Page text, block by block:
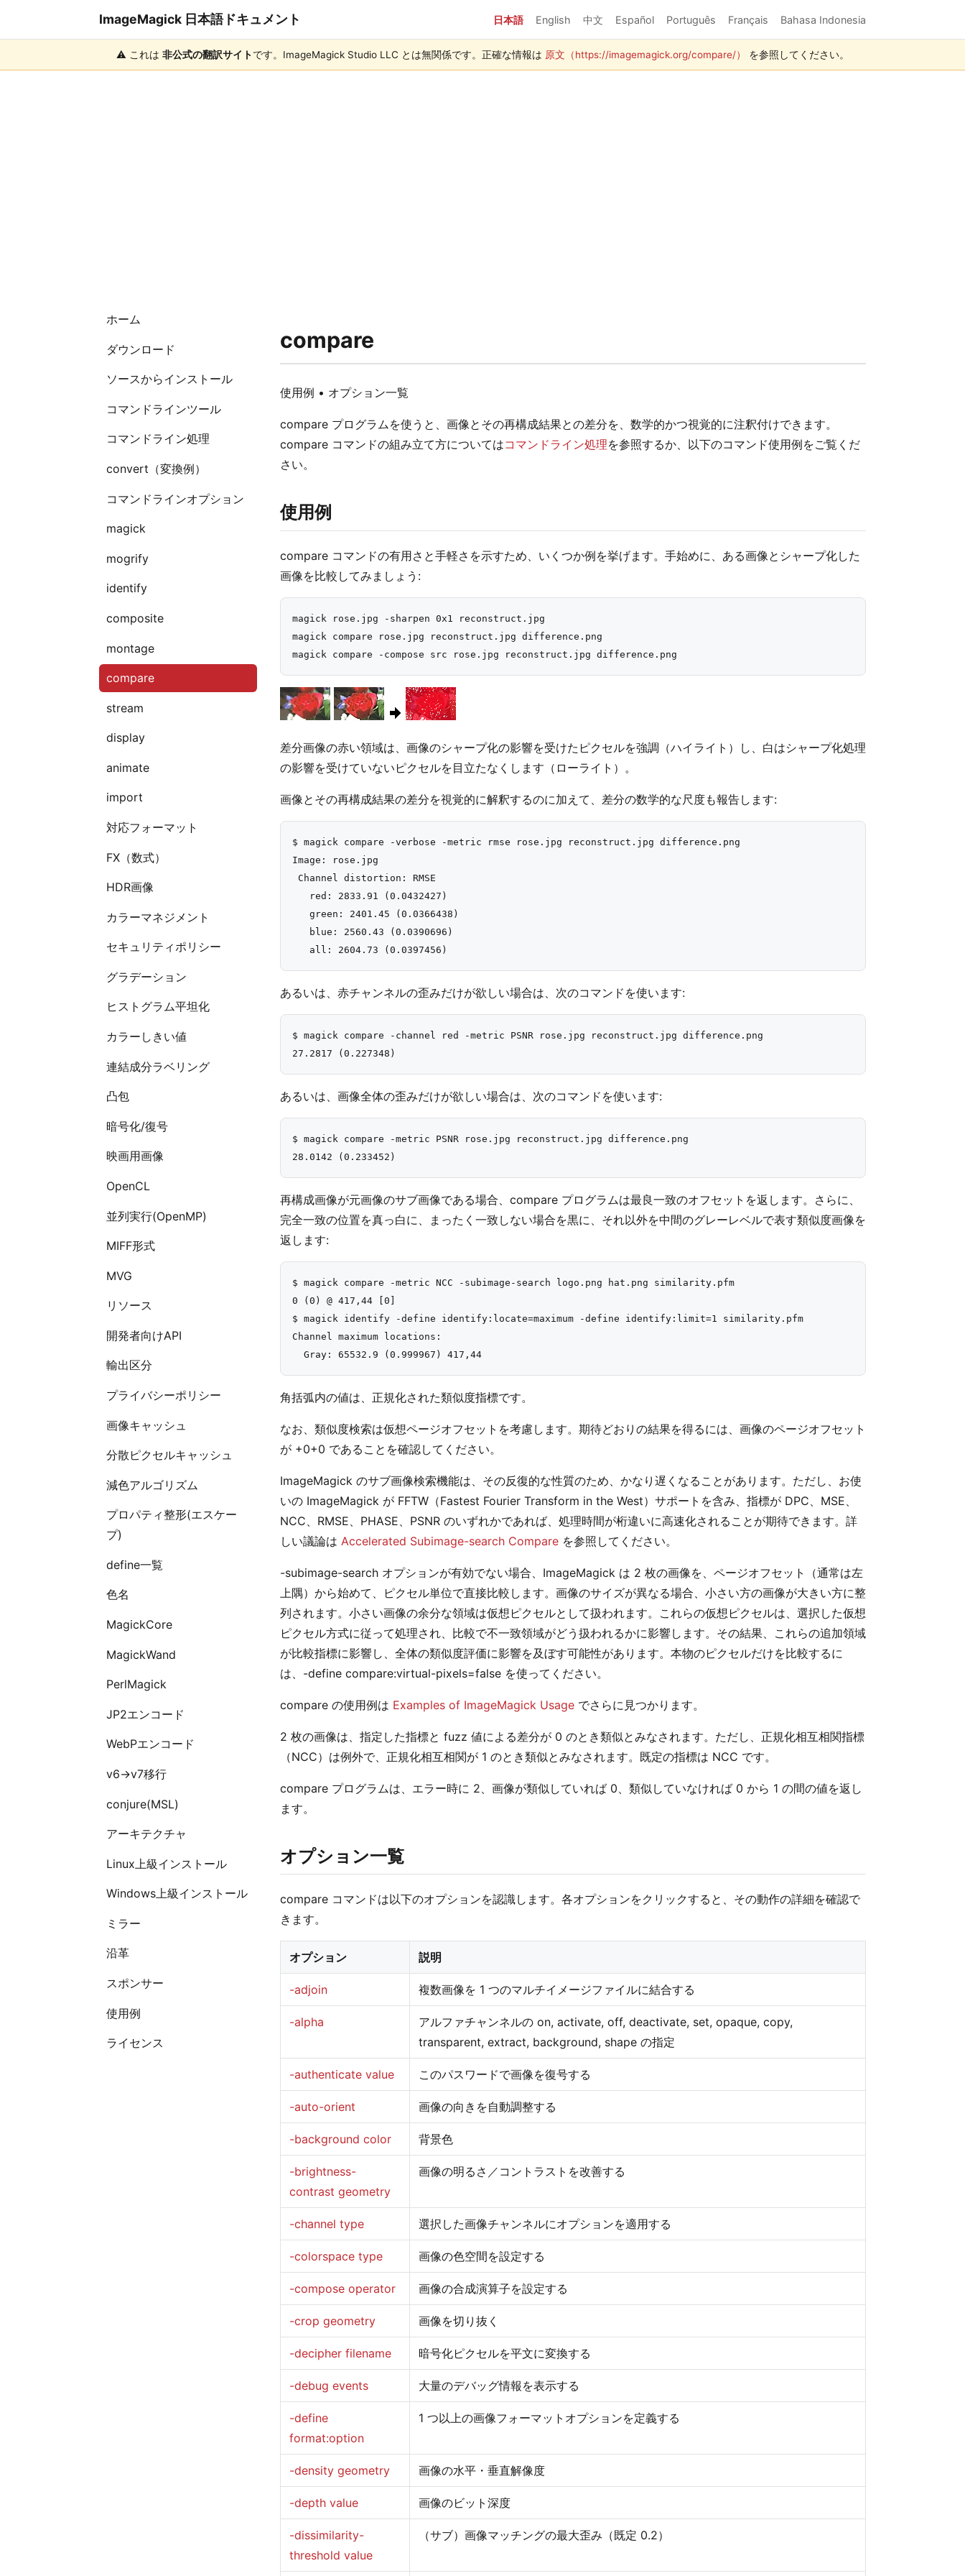
ImageMagick 日本語ドキュメント 日本語 English 中文 Español Português Français Bahasa Indonesia
⚠️ これは 非公式の翻訳サイトです。ImageMagick Studio LLC とは無関係です。正確な情報は 原文（https://imagemagick.org/compare/） を参照してください。
ホーム
ダウンロード
ソースからインストール
コマンドラインツール
コマンドライン処理
convert（変換例）
コマンドラインオプション
magick
mogrify
identify
composite
montage
compare
stream
display
animate
import
対応フォーマット
FX（数式）
HDR画像
カラーマネジメント
セキュリティポリシー
グラデーション
ヒストグラム平坦化
カラーしきい値
連結成分ラベリング
凸包
暗号化/復号
映画用画像
OpenCL
並列実行(OpenMP)
MIFF形式
MVG
リソース
開発者向けAPI
輸出区分
プライバシーポリシー
画像キャッシュ
分散ピクセルキャッシュ
減色アルゴリズム
プロパティ整形(エスケー
プ)
define一覧
色名
MagickCore
MagickWand
PerlMagick
JP2エンコード
WebPエンコード
v6→v7移行
conjure(MSL)
アーキテクチャ
Linux上級インストール
Windows上級インストール
ミラー
沿革
スポンサー
使用例
ライセンス
compare
使用例 • オプション一覧
compare プログラムを使うと、画像とその再構成結果との差分を、数学的かつ視覚的に注釈付けできます。
compare コマンドの組み立て方についてはコマンドライン処理を参照するか、以下のコマンド使用例をご覧くだ
さい。
使用例
compare コマンドの有用さと手軽さを示すため、いくつか例を挙げます。手始めに、ある画像とシャープ化した
画像を比較してみましょう:
magick rose.jpg -sharpen 0x1 reconstruct.jpg
magick compare rose.jpg reconstruct.jpg difference.png
差分画像の赤い領域は、画像のシャープ化の影響を受けたピクセルを強調（ハイライト）し、白はシャープ化処理
の影響を受けていないピクセルを目立たなくします（ローライト）。
画像とその再構成結果の差分を視覚的に解釈するのに加えて、差分の数学的な尺度も報告します:
$ magick compare -verbose -metric rmse rose.jpg reconstruct.jpg difference.png
Image: rose.jpg
Channel distortion: RMSE
   red: 2833.91 (0.0432427)
   green: 2401.45 (0.0366438)
   blue: 2560.43 (0.0390696)
あるいは、赤チャンネルの歪みだけが欲しい場合は、次のコマンドを使います:
$ magick compare -channel red -metric PSNR rose.jpg reconstruct.jpg difference.png
あるいは、画像全体の歪みだけが欲しい場合は、次のコマンドを使います:
$ magick compare -metric PSNR rose.jpg reconstruct.jpg difference.png
再構成画像が元画像のサブ画像である場合、compare プログラムは最良一致のオフセットを返します。さらに、
完全一致の位置を真っ白に、まったく一致しない場合を黒に、それ以外を中間のグレーレベルで表す類似度画像を
返します:
$ magick compare -metric NCC -subimage-search logo.png hat.png similarity.pfm
0 (0) @ 417,44 [0]
$ magick identify -define identify:locate=maximum -define identify:limit=1 similarity.pfm
Channel maximum locations:
角括弧内の値は、正規化された類似度指標です。
なお、類似度検索は仮想ページオフセットを考慮します。期待どおりの結果を得るには、画像のページオフセット
が +0+0 であることを確認してください。
ImageMagick のサブ画像検索機能は、その反復的な性質のため、かなり遅くなることがあります。ただし、お使
いの ImageMagick が FFTW（Fastest Fourier Transform in the West）サポートを含み、指標が DPC、MSE、
NCC、RMSE、PHASE、PSNR のいずれかであれば、処理時間が桁違いに高速化されることが期待できます。詳
しい議論は Accelerated Subimage-search Compare を参照してください。
-subimage-search オプションが有効でない場合、ImageMagick は 2 枚の画像を、ページオフセット（通常は左
上隅）から始めて、ピクセル単位で直接比較します。画像のサイズが異なる場合、小さい方の画像が大きい方に整
列されます。小さい画像の余分な領域は仮想ピクセルとして扱われます。これらの仮想ピクセルは、選択した仮想
ピクセル方式に従って処理され、比較で不一致領域がどう扱われるかに影響します。その結果、これらの追加領域
が比較指標に影響し、全体の類似度評価に影響を及ぼす可能性があります。本物のピクセルだけを比較するに
は、-define compare:virtual-pixels=false を使ってください。
compare の使用例は Examples of ImageMagick Usage でさらに見つかります。
2 枚の画像は、指定した指標と fuzz 値による差分が 0 のとき類似とみなされます。ただし、正規化相互相関指標
（NCC）は例外で、正規化相互相関が 1 のとき類似とみなされます。既定の指標は NCC です。
compare プログラムは、エラー時に 2、画像が類似していれば 0、類似していなければ 0 から 1 の間の値を返し
ます。
オプション一覧
compare コマンドは以下のオプションを認識します。各オプションをクリックすると、その動作の詳細を確認で
きます。
オプション 説明
-adjoin 複数画像を 1 つのマルチイメージファイルに結合する
-alpha
アルファチャンネルの on, activate, off, deactivate, set, opaque, copy,
transparent, extract, background, shape の指定
-authenticate value このパスワードで画像を復号する
-auto-orient 画像の向きを自動調整する
-background color 背景色
-brightness-
contrast geometry
画像の明るさ／コントラストを改善する
-channel type 選択した画像チャンネルにオプションを適用する
-colorspace type 画像の色空間を設定する
-compose operator 画像の合成演算子を設定する
-crop geometry 画像を切り抜く
-decipher filename 暗号化ピクセルを平文に変換する
-debug events 大量のデバッグ情報を表示する
-define
format:option
1 つ以上の画像フォーマットオプションを定義する
-density geometry 画像の水平・垂直解像度
-depth value 画像のビット深度
-dissimilarity-
threshold value
（サブ）画像マッチングの最大歪み（既定 0.2）